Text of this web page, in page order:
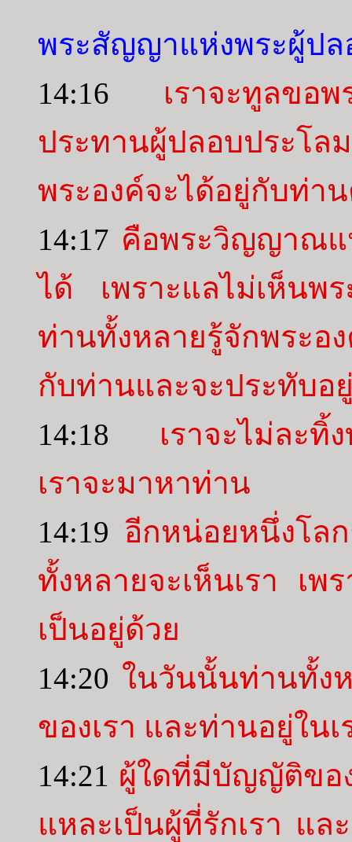
พระสัญญาแห่งพระผู้ปล
14:16 เราจะทูลขอ
ประทานผู้ปลอบประโ
พระองค์จะได้อยู่กับท่า
14:17 คือพระวิญญาณแ
ได้ เพราะแลไม่เห็นพ
ท่านทั้งหลายรู้จักพระอ
กับท่านและจะประทับอ
14:18 เราจะไม่ละทิ้
เราจะมาหาท่าน
14:19 อีกหน่อยหนึ่งโล
ทั้งหลายจะเห็นเรา เพ
เป็นอยู่ด้วย
14:20 ในวันนั้นท่านทั้ง
ของเรา และท่านอยู่ใน
14:21 ผู้ใดที่มีบัญญัติขอ
แหละเป็นผู้ที่รักเรา แล